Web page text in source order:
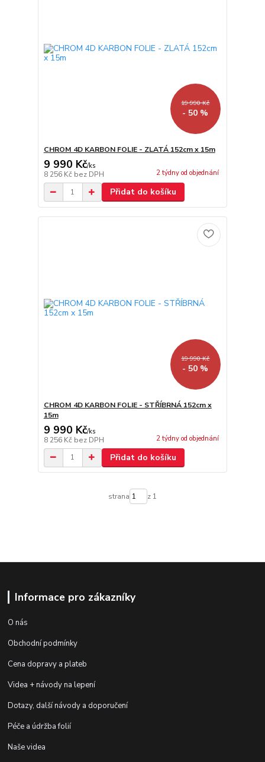
19 990 Kč
- 50 %
CHROM 4D KARBON FOLIE - ZLATÁ 152cm x 15m
9 990 Kč/ks
8 256 Kč bez DPH 2 týdny od objednání
Přidat do košíku
19 990 Kč
- 50 %
CHROM 4D KARBON FOLIE - STŘÍBRNÁ 152cm x
15m
9 990 Kč/ks
8 256 Kč bez DPH 2 týdny od objednání
Přidat do košíku
strana z 1
Informace pro zákazníky
O nás
Obchodní podmínky
Cena dopravy a plateb
Videa + návody na lepení
Dotazy, další návody a doporučení
Péče a údržba folií
Naše videa